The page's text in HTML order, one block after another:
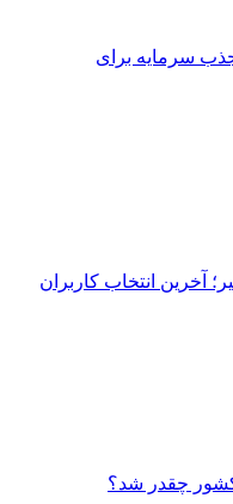
سرمایه برای
آخرین انتخاب کاربران
کشور چقدر شد؟